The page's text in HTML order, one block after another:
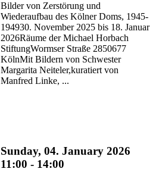
Bilder von Zerstörung und
Wiederaufbau des Kölner Doms, 1945-
194930. November 2025 bis 18. Januar
2026Räume der Michael Horbach
StiftungWormser Straße 2850677
KölnMit Bildern von Schwester
Margarita Neiteler,kuratiert von
Manfred Linke, ...
Sunday, 04. January 2026
11:00 - 14:00